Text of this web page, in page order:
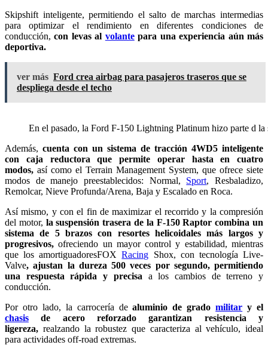
Skipshift inteligente, permitiendo el salto de marchas intermedias
para optimizar el rendimiento en diferentes condiciones de
conducción, con levas al volantepara una experiencia aún más
deportiva.
ver más Ford crea airbag para pasajeros traseros que se
despliega desde el techo
En el pasado, la Ford F-150 Lightning Platinum hizo parte d
Además, cuenta con un sistema de tracción 4WD5 inteligente
con caja reductora que permite operar hasta en cuatro
modos, así como el Terrain Management System, que ofrece siete
modos de manejo preestablecidos: Normal, Sport, Resbaladizo,
Remolcar, Nieve Profunda/Arena, Baja y Escalado en Roca.
Así mismo, y con el fin de maximizar el recorrido y la compresión
del motor, la suspensión trasera de la F-150 Raptor combina un
sistema de 5 brazos con resortes helicoidales más largos y
progresivos, ofreciendo un mayor control y estabilidad, mientras
que los amortiguadoresFOXRacing Shox, con tecnología Live-
Valve, ajustan la dureza 500 veces por segundo, permitiendo
una respuesta rápida y precisa a los cambios de terreno y
conducción.
Por otro lado, la carrocería dealuminio de gradomilitar y el
chasis de acero reforzado garantizan resistencia y
ligereza, realzando la robustez que caracteriza al vehículo, ideal
para actividades off-road extremas.